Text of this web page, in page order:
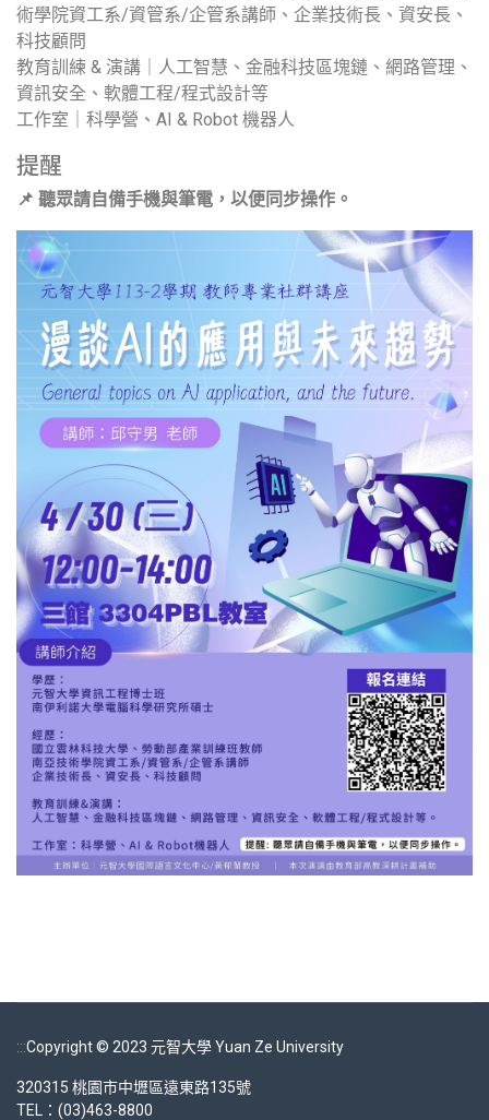
術學院資工系/資管系/企管系講師、企業技術長、資安長、
科技顧問
教育訓練 & 演講｜人工智慧、金融科技區塊鏈、網路管理、
資訊安全、軟體工程/程式設計等
工作室｜科學營、AI & Robot 機器人
提醒
📌 聽眾請自備手機與筆電，以便同步操作。
:::Copyright © 2023 元智大學 Yuan Ze University
320315 桃園市中壢區遠東路135號
TEL：(03)463-8800